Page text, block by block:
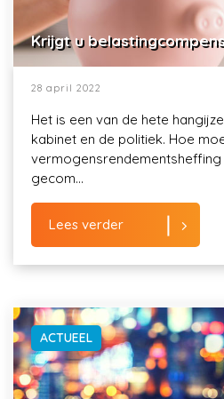
Krijgt u
28 april 2022
Het is een van de hete
kabinet en de politiek. Hoe
gecom...
Lees verder
ACTUEEL